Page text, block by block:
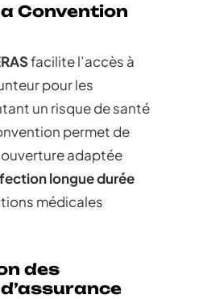
Convention
facilite l’accès à
pour les
un risque de santé
permet de
adaptée
longue durée
médicales
des